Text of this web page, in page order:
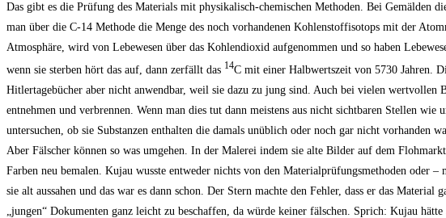
Das gibt es die Prüfung des Materials mit physikalisch-chemischen Methoden. Bei Gemälden
man über die C-14 Methode die Menge des noch vorhandenen Kohlenstoffisotops mit der
Atmosphäre, wird von Lebewesen über das Kohlendioxid aufgenommen und so haben
wenn sie sterben hört das auf, dann zerfällt das 14C mit einer Halbwertszeit von 5730 Jahren.
Hitlertagebücher aber nicht anwendbar, weil sie dazu zu jung sind. Auch bei vielen
entnehmen und verbrennen. Wenn man dies tut dann meistens aus nicht sichtbaren Stellen
untersuchen, ob sie Substanzen enthalten die damals unüblich oder noch gar nicht vorhanden
Aber Fälscher können so was umgehen. In der Malerei indem sie alte Bilder auf dem
Farben neu bemalen. Kujau wusste entweder nichts von den Materialprüfungsmethoden
sie alt aussahen und das war es dann schon. Der Stern machte den Fehler, dass er das
„jungen“ Dokumenten ganz leicht zu beschaffen, da würde keiner fälschen. Sprich: Kujau